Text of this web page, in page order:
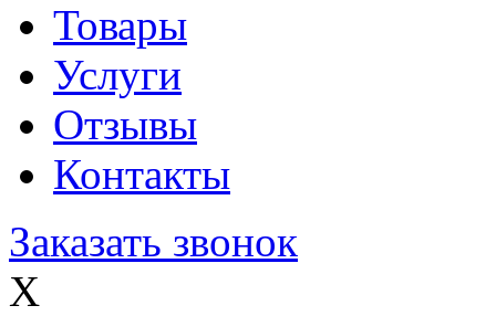
Товары
Услуги
Отзывы
Контакты
Заказать звонок
X